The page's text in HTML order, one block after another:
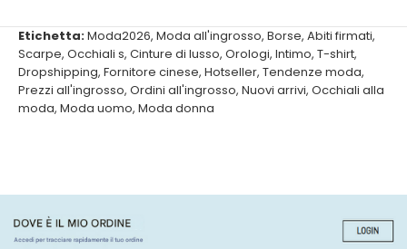
Etichetta:Moda2026, Moda all'ingrosso, Borse, Abiti firmati,
Scarpe, Occhiali s, Cinture di lusso, Orologi, Intimo, T-shirt,
Dropshipping, Fornitore cinese, Hotseller, Tendenze moda,
Prezzi all'ingrosso, Ordini all'ingrosso, Nuovi arrivi, Occhiali alla
moda, Moda uomo, Moda donna